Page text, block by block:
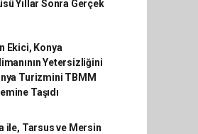
Yıllar Sonra Gerçek
Ekici, Konya
Yetersizliğini
Turizmini TBMM
Taşıdı
ile, Tarsus ve Mersin